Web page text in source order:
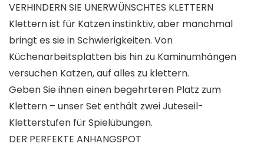
VERHINDERN SIE UNERWÜNSCHTES KLETTERN
Klettern ist für Katzen instinktiv, aber manchmal
bringt es sie in Schwierigkeiten. Von
Küchenarbeitsplatten bis hin zu Kaminumhängen
versuchen Katzen, auf alles zu klettern.
Geben Sie ihnen einen begehrteren Platz zum
Klettern – unser Set enthält zwei Juteseil-
Kletterstufen für Spielübungen.
DER PERFEKTE ANHANGSPOT